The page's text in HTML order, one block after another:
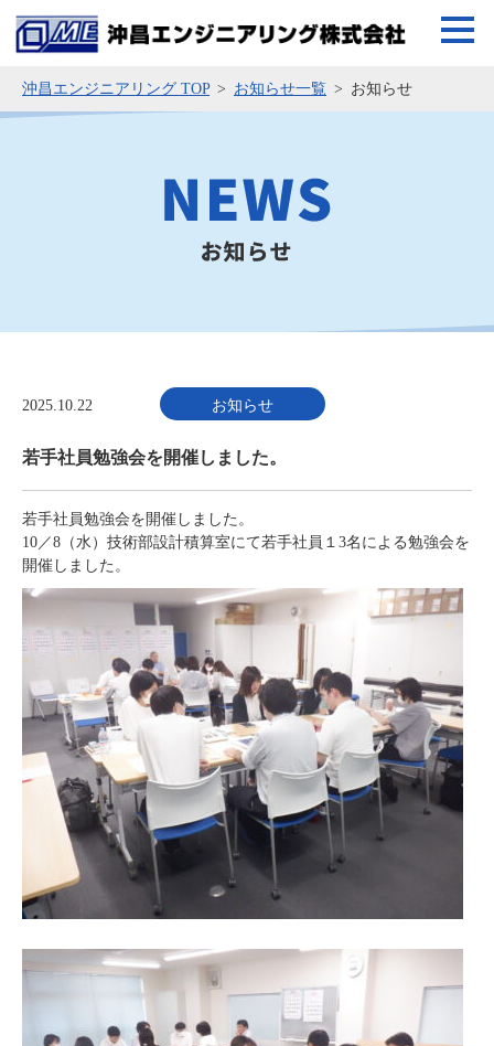
沖昌エンジニアリング TOP お知らせ一覧 お知らせ
2025.10.22 お知らせ
若手社員勉強会を開催しました。
若手社員勉強会を開催しました。
10／8（水）技術部設計積算室にて若手社員１3名による勉強会を
開催しました。